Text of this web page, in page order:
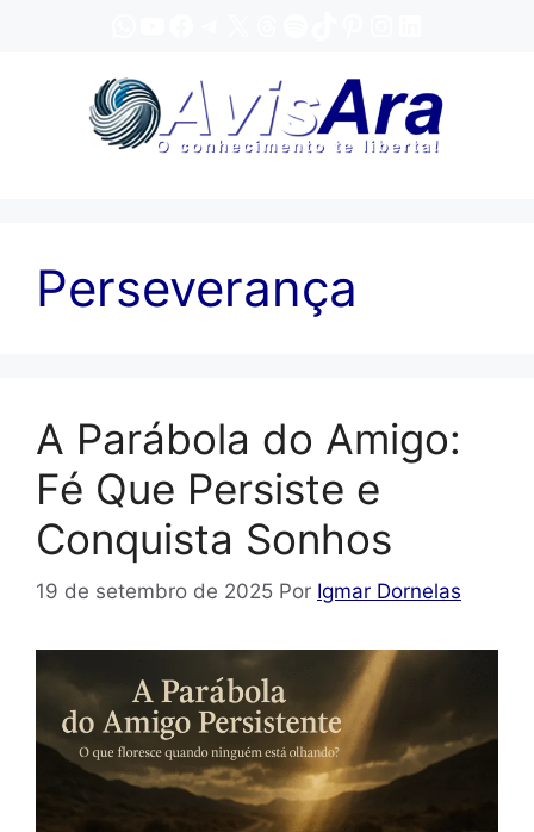
Perseverança
A Parábola do Amigo:
Fé Que Persiste e
Conquista Sonhos
19 de setembro de 2025 Por Igmar Dornelas